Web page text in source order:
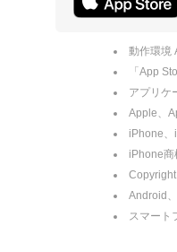
動作環境
「App
アプリケ
Apple、
iPhone、
iPhone商
Android
スマート